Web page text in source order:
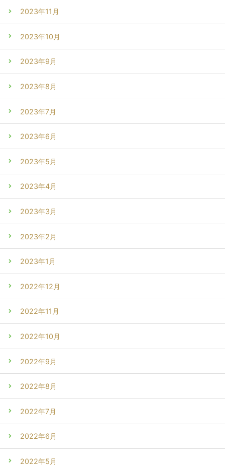
2023年11月
2023年10月
2023年9月
2023年8月
2023年7月
2023年6月
2023年5月
2023年4月
2023年3月
2023年2月
2023年1月
2022年12月
2022年11月
2022年10月
2022年9月
2022年8月
2022年7月
2022年6月
2022年5月